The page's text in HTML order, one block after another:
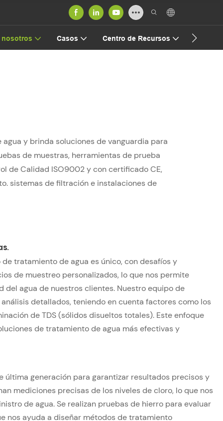
nosotros Casos Centro de Recursos
y brinda soluciones de vanguardia para
de muestras, herramientas de prueba
de Calidad ISO9002 y con certificado CE,
sistemas de filtración e instalaciones de
tratamiento de agua es único, con desafíos y
de muestreo personalizados, lo que nos permite
agua de nuestros clientes. Nuestro equipo de
detallados, teniendo en cuenta factores como los
de TDS (sólidos disueltos totales). Este enfoque
de tratamiento de agua más efectivas y
última generación para garantizar resultados precisos y
mediciones precisas de los niveles de cloro, lo que nos
de agua. Se realizan pruebas de hierro para evaluar
nos ayuda a diseñar métodos de tratamiento